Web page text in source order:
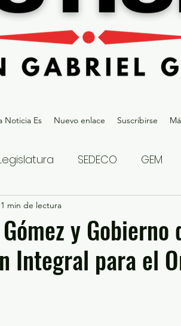
Noticia Es Nuevo enlace Suscribirse
SEDECO GEM
Gubernatura Edoméx 2023
Justicia Denuncia
y Gobierno
Integral para el
1 min de lectura